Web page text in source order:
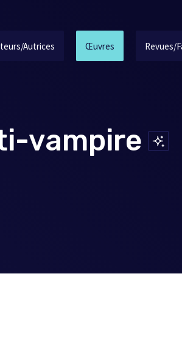
Autrices Œuvres Revues/
vampire